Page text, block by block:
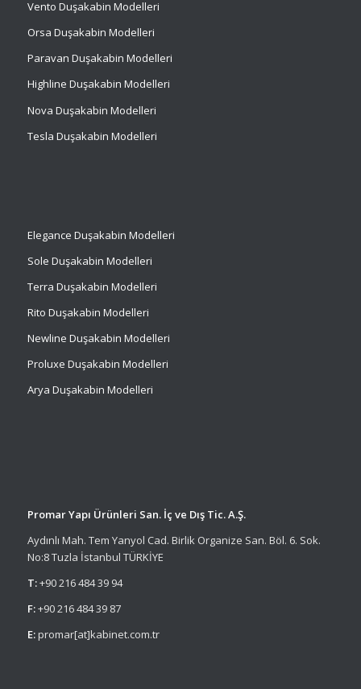
Vento Duşakabin Modelleri
Orsa Duşakabin Modelleri
Paravan Duşakabin Modelleri
Highline Duşakabin Modelleri
Nova Duşakabin Modelleri
Tesla Duşakabin Modelleri
Elegance Duşakabin Modelleri
Sole Duşakabin Modelleri
Terra Duşakabin Modelleri
Rito Duşakabin Modelleri
Newline Duşakabin Modelleri
Proluxe Duşakabin Modelleri
Arya Duşakabin Modelleri
Promar Yapı Ürünleri San. İç ve Dış Tic. A.Ş.
Aydınlı Mah. Tem Yanyol Cad. Birlik Organize San. Böl. 6. Sok.
No:8 Tuzla İstanbul TÜRKİYE
T:+90 216 484 39 94
F:+90 216 484 39 87
E:promar[at]kabinet.com.tr